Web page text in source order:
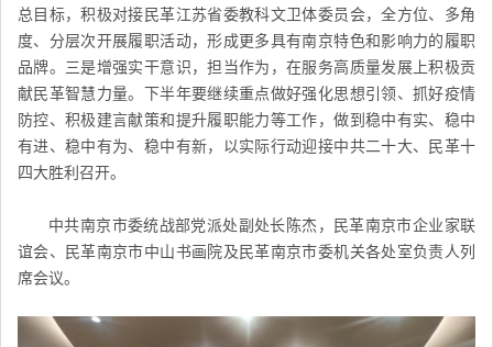
总目标，积极对接民革江苏省委教科文卫体委员会，全方位、多角
度、分层次开展履职活动，形成更多具有南京特色和影响力的履职
品牌。三是增强实干意识，担当作为，在服务高质量发展上积极贡
献民革智慧力量。下半年要继续重点做好强化思想引领、抓好疫情
防控、积极建言献策和提升履职能力等工作，做到稳中有实、稳中
有进、稳中有为、稳中有新，以实际行动迎接中共二十大、民革十
四大胜利召开。
中共南京市委统战部党派处副处长陈杰，民革南京市企业家联
谊会、民革南京市中山书画院及民革南京市委机关各处室负责人列
席会议。